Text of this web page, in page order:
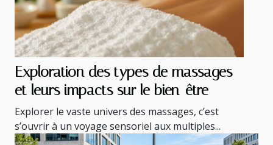
Exploration des types de massages
et leurs impacts sur le bien-être
Explorer le vaste univers des massages, c’est
s’ouvrir à un voyage sensoriel aux multiples...